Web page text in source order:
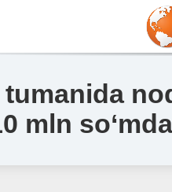
tumanida
mln